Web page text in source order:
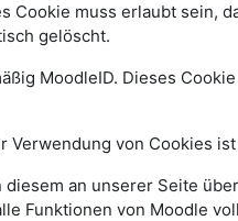
muss erlaubt sein,
gelöscht.
MoodleID. Dieses
von Cookies ist
an unserer Seite
Funktionen von Moodle